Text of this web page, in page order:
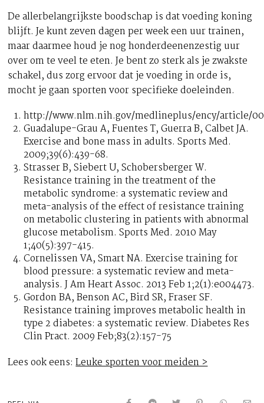
De allerbelangrijkste boodschap is dat voeding koning
blijft. Je kunt zeven dagen per week een uur trainen,
maar daarmee houd je nog honderdeenenzestig uur
over om te veel te eten. Je bent zo sterk als je zwakste
schakel, dus zorg ervoor dat je voeding in orde is,
mocht je gaan sporten voor specifieke doeleinden.
http://www.nlm.nih.gov/medlineplus/ency/article/
Guadalupe-Grau A, Fuentes T, Guerra B, Calbet JA.
Exercise and bone mass in adults. Sports Med.
2009;39(6):439-68.
Strasser B, Siebert U, Schobersberger W.
Resistance training in the treatment of the
metabolic syndrome: a systematic review and
meta-analysis of the effect of resistance training
on metabolic clustering in patients with abnormal
glucose metabolism. Sports Med. 2010 May
1;40(5):397-415.
Cornelissen VA, Smart NA. Exercise training for
blood pressure: a systematic review and meta-
analysis. J Am Heart Assoc. 2013 Feb 1;2(1):e004473.
Gordon BA, Benson AC, Bird SR, Fraser SF.
Resistance training improves metabolic health in
type 2 diabetes: a systematic review. Diabetes Res
Clin Pract. 2009 Feb;83(2):157-75
Lees ook eens:Leuke sporten voor meiden >